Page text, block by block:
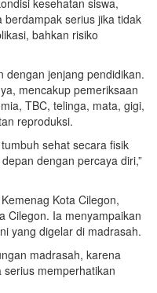
serius jika tidak
bahkan risiko
dengan jenjang pendidikan.
mencakup pemeriksaan
TBC, telinga, mata, gigi,
reproduksi.
sehat secara fisik
dengan percaya diri,”
Kota Cilegon,
Cilegon. Ia menyampaikan
yang digelar di madrasah.
madrasah, karena
memperhatikan